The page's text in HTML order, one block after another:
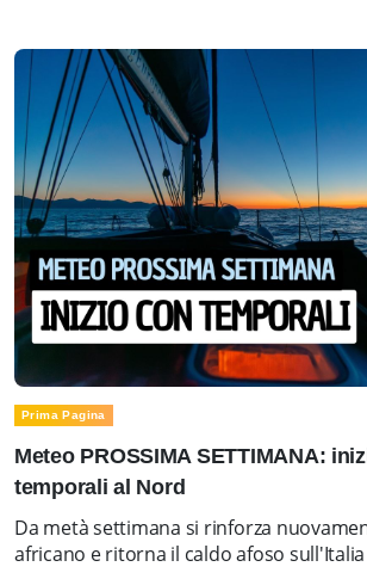
Prima Pagina
Meteo PROSSIMA SETTIMANA:
temporali al Nord
Da metà settimana si rinforza
africano e ritorna il caldo afoso sull'Italia